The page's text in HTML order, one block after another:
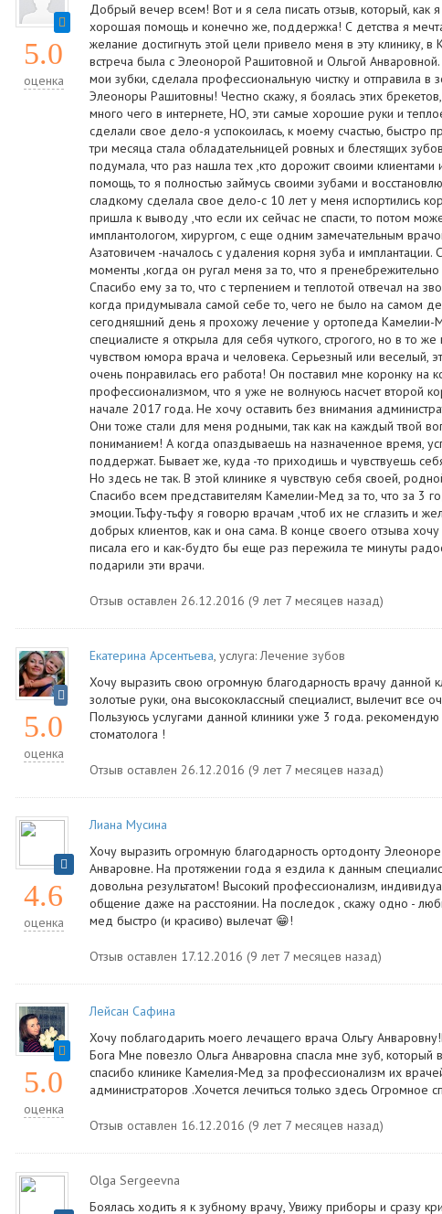
5.0
оценка
Добрый вечер всем! Вот и я села писать отзыв, который,
хорошая помощь и конечно же, поддержка! С детства я
желание достигнуть этой цели привело меня в эту
встреча была с Элеонорой Рашитовной и Ольгой
мои зубки, сделала профессиональную чистку и отправила в
Элеоноры Рашитовны! Честно скажу, я боялась этих
много чего в интернете, НО, эти самые хорошие руки и
сделали свое дело-я успокоилась, к моему счастью, быстро
три месяца стала обладательницей ровных и блестящих
подумала, что раз нашла тех ,кто дорожит своими клиентами
помощь, то я полностью займусь своими зубами и
сладкому сделала свое дело-с 10 лет у меня испортились
пришла к выводу ,что если их сейчас не спасти, то потом
имплантологом, хирургом, с еще одним замечательным
Азатовичем -началось с удаления корня зуба и
моменты ,когда он ругал меня за то, что я пренебрежительно
Спасибо ему за то, что с терпением и теплотой отвечал на
когда придумывала самой себе то, чего не было на самом
сегодняшний день я прохожу лечение у ортопеда Камелии-
специалисте я открыла для себя чуткого, строгого, но в то
чувством юмора врача и человека. Серьезный или веселый,
очень понравилась его работа! Он поставил мне коронку на
профессионализмом, что я уже не волнуюсь насчет второй
начале 2017 года. Не хочу оставить без внимания
Они тоже стали для меня родными, так как на каждый твой
пониманием! А когда опаздываешь на назначенное время,
поддержат. Бывает же, куда -то приходишь и чувствуешь
Но здесь не так. В этой клинике я чувствую себя своей,
Спасибо всем представителям Камелии-Мед за то, что за 3
эмоции.Тьфу-тьфу я говорю врачам ,чтоб их не сглазить и
добрых клиентов, как и она сама. В конце своего отзыва хочу
писала его и как-будто бы еще раз пережила те минуты
подарили эти врачи.
Отзыв оставлен 26.12.2016 (9 лет 7 месяцев назад)
5.0
оценка
Екатерина Арсентьева, услуга:Лечение зубов
Хочу выразить свою огромную благодарность врачу данной
золотые руки, она высококлассный специалист, вылечит все
Пользуюсь услугами данной клиники уже 3 года.
стоматолога !
Отзыв оставлен 26.12.2016 (9 лет 7 месяцев назад)
4.6
оценка
Лиана Мусина
Хочу выразить огромную благодарность ортодонту
Анваровне. На протяжении года я ездила к данным
довольна результатом! Высокий профессионализм,
общение даже на расстоянии. На последок , скажу одно -
мед быстро (и красиво) вылечат 😁!
Отзыв оставлен 17.12.2016 (9 лет 7 месяцев назад)
5.0
оценка
Лейсан Сафина
Хочу поблагодарить моего лечащего врача Ольгу
Бога Мне повезло Ольга Анваровна спасла мне зуб, который
спасибо клинике Камелия-Мед за профессионализм их
администраторов .Хочется лечиться только здесь Огромное
Отзыв оставлен 16.12.2016 (9 лет 7 месяцев назад)
Olga Sergeevna
Боялась ходить я к зубному врачу, Увижу приборы и сразу